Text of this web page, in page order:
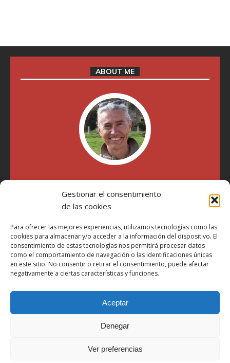
Gestionar el consentimiento
de las cookies
Para ofrecer las mejores experiencias, utilizamos tecnologías como las
cookies para almacenar y/o acceder a la información del dispositivo. El
consentimiento de estas tecnologías nos permitirá procesar datos
como el comportamiento de navegación o las identificaciones únicas
en este sitio. No consentir o retirar el consentimiento, puede afectar
negativamente a ciertas características y funciones.
Aceptar
Denegar
Ver preferencias
ABOUT ME
"Soy Manel Hospido, nací en Valencia en 1969 y desde el
año 2007 he escrito sobre motos en distintos medios.
Millatrece.com es una apuesta por escribir sobre lo que me
participa"
Aviso Legal
Política de Privacidad
Más Información sobre Cookies